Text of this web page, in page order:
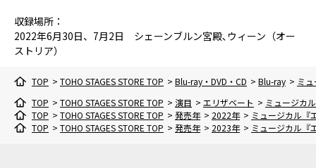
収録場所：
2022年6月30日、7月2日 シェーンブルン宮殿､ウィーン（オー
ストリア）
TOP > TOHO STAGES STORE TOP > Blu-ray・DVD・CD > Blu-ray > ミ
TOP > TOHO STAGES STORE TOP > 演目 > エリザベート > ミュージカ
TOP > TOHO STAGES STORE TOP > 発売年 > 2022年 > ミュージカル『
TOP > TOHO STAGES STORE TOP > 発売年 > 2023年 > ミュージカル『